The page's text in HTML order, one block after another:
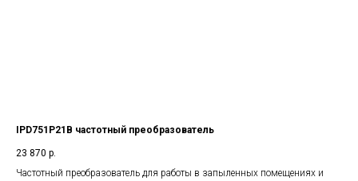
IPD751P21B частотный преобразователь
23 870 р.
Частотный преобразователь для работы в запыленных помещениях и